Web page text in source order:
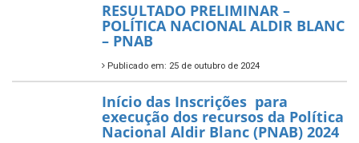
RESULTADO PRELIMINAR –
POLÍTICA NACIONAL ALDIR BLANC
– PNAB
Publicado em: 25 de outubro de 2024
Início das Inscrições para
execução dos recursos da Política
Nacional Aldir Blanc (PNAB) 2024